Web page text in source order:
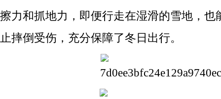
擦力和抓地力，即便行走在湿滑的雪地，也
止摔倒受伤，充分保障了冬日出行。